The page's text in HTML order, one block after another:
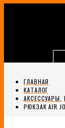
ГЛАВНАЯ
КАТАЛОГ
АКСЕССУАРЫ
РЮКЗАК AIR